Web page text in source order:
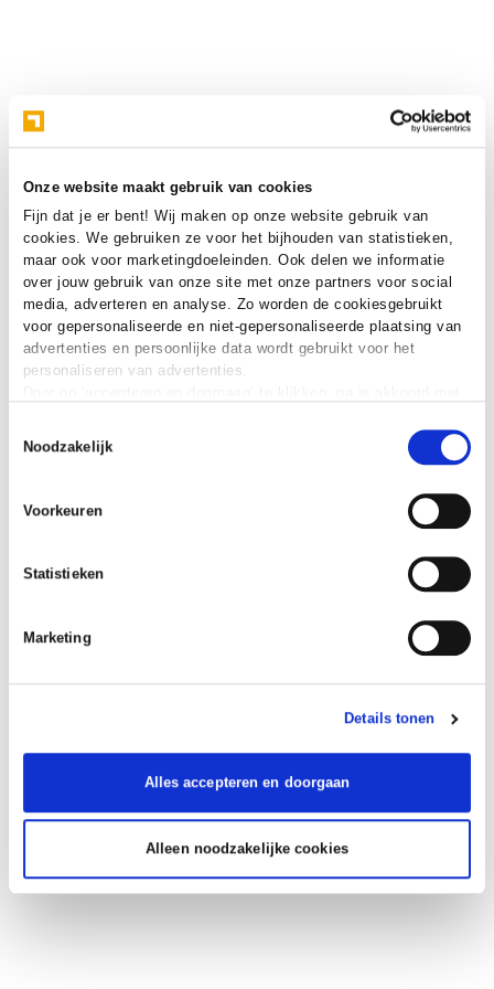
Onze website maakt gebruik van cookies
Fijn dat je er bent! Wij maken op onze website gebruik van
cookies. We gebruiken ze voor het bijhouden van statistieken,
maar ook voor marketingdoeleinden. Ook delen we informatie
over jouw gebruik van onze site met onze partners voor social
media, adverteren en analyse. Zo worden de cookiesgebruikt
voor gepersonaliseerde en niet-gepersonaliseerde plaatsing van
advertenties en persoonlijke data wordt gebruikt voor het
personaliseren van advertenties.
verklaring.
Noodzakelijk
Voorkeuren
Statistieken
Marketing
Details tonen
Alles accepteren en doorgaan
Alleen noodzakelijke cookies